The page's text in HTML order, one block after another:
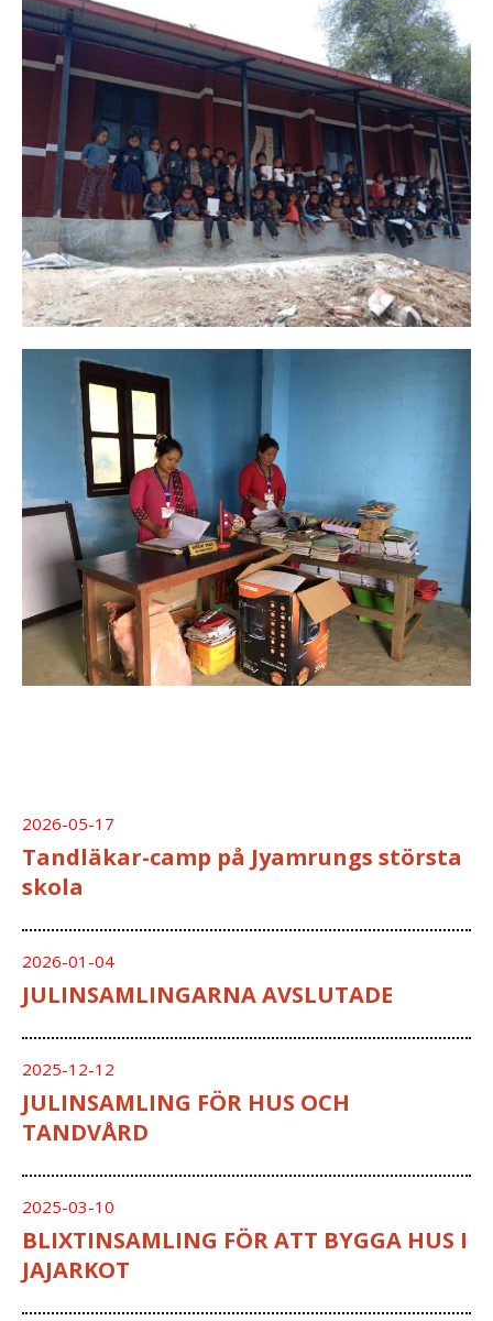
2026-05-17
Tandläkar-camp på Jyamrungs största
skola
2026-01-04
JULINSAMLINGARNA AVSLUTADE
2025-12-12
JULINSAMLING FÖR HUS OCH
TANDVÅRD
2025-03-10
BLIXTINSAMLING FÖR ATT BYGGA HUS I
JAJARKOT